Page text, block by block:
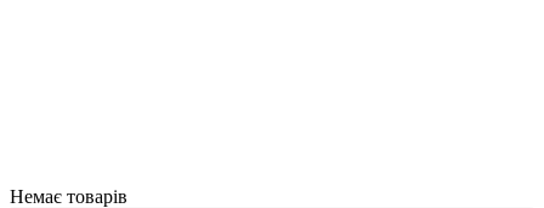
Немає товарів